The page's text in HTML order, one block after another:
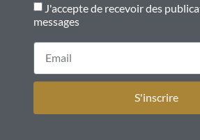
J'accepte de recevoir des
messages
S'inscrire